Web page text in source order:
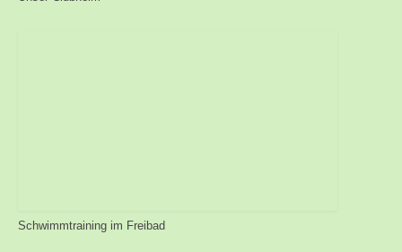
Schwimmtraining im Freibad